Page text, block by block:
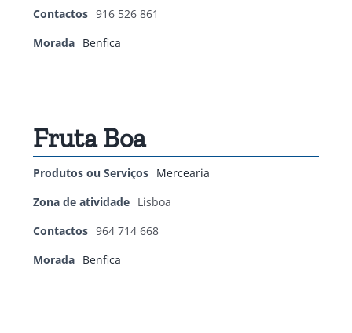
Contactos 916 526 861
Morada Benfica
Fruta Boa
Produtos ou Serviços Mercearia
Zona de atividade Lisboa
Contactos 964 714 668
Morada Benfica